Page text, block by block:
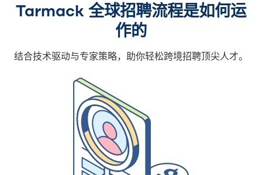
Tarmack 全球招聘流程是如何运
作的
结合技术驱动与专家策略，助你轻松跨境招聘顶尖人才。